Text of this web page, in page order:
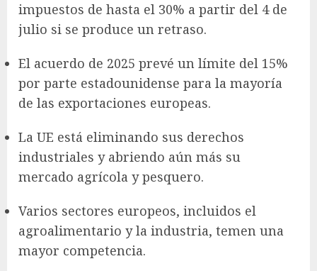
impuestos de hasta el 30% a partir del 4 de
julio si se produce un retraso.
El acuerdo de 2025 prevé un límite del 15%
por parte estadounidense para la mayoría
de las exportaciones europeas.
La UE está eliminando sus derechos
industriales y abriendo aún más su
mercado agrícola y pesquero.
Varios sectores europeos, incluidos el
agroalimentario y la industria, temen una
mayor competencia.